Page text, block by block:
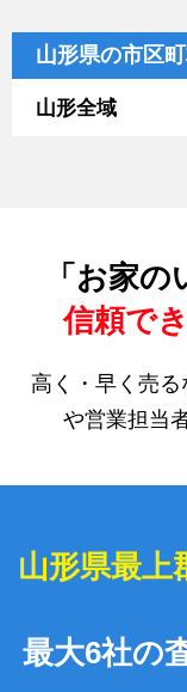
山形県の市区
山形全域
「お家
信頼で
高く・早く売
や営業担当
山形県最上
最大6社の